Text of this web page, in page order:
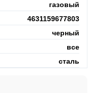
газовый
4631159677803
черный
все
сталь